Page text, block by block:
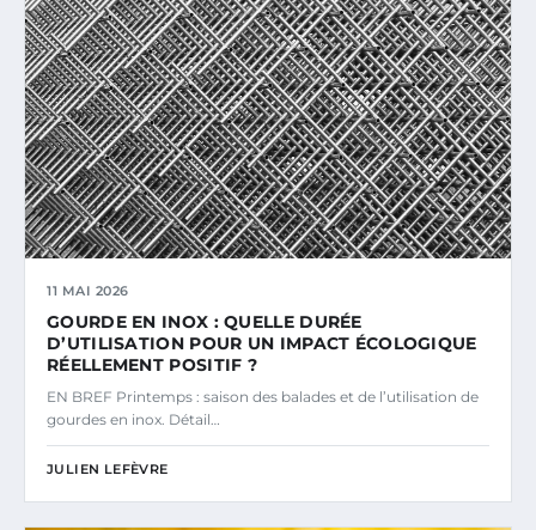
11 MAI 2026
GOURDE EN INOX : QUELLE DURÉE
D’UTILISATION POUR UN IMPACT ÉCOLOGIQUE
RÉELLEMENT POSITIF ?
EN BREF Printemps : saison des balades et de l’utilisation de
gourdes en inox. Détail…
JULIEN LEFÈVRE